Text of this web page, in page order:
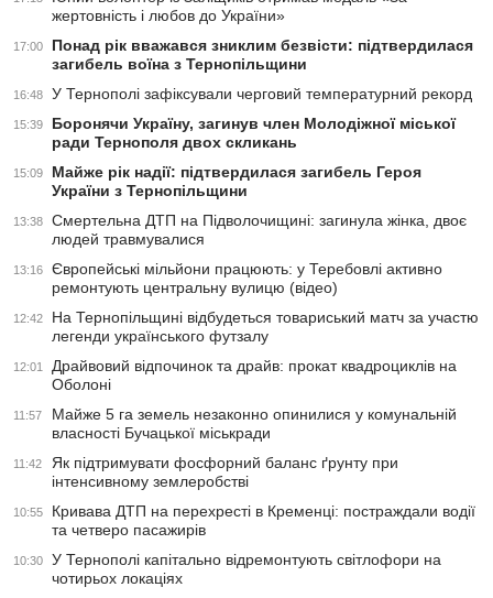
жертовність і любов до України»
17:00
Понад рік вважався зниклим безвісти: підтвердилася
загибель воїна з Тернопільщини
16:48 У Тернополі зафіксували черговий температурний рекорд
15:39
Боронячи Україну, загинув член Молодіжної міської
ради Тернополя двох скликань
15:09
Майже рік надії: підтвердилася загибель Героя
України з Тернопільщини
13:38
Смертельна ДТП на Підволочищині: загинула жінка, двоє
людей травмувалися
13:16
Європейські мільйони працюють: у Теребовлі активно
ремонтують центральну вулицю (відео)
12:42
На Тернопільщині відбудеться товариський матч за участю
легенди українського футзалу
12:01
Драйвовий відпочинок та драйв: прокат квадроциклів на
Оболоні
11:57
Майже 5 га земель незаконно опинилися у комунальній
власності Бучацької міськради
11:42
Як підтримувати фосфорний баланс ґрунту при
інтенсивному землеробстві
10:55
Кривава ДТП на перехресті в Кременці: постраждали водії
та четверо пасажирів
10:30
У Тернополі капітально відремонтують світлофори на
чотирьох локаціях